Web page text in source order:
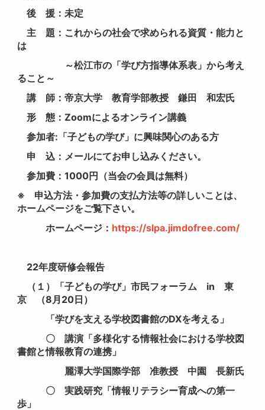
後 援：未定
主 題：これからの社会で求められる資質・能力と
は
～松江市の「学び方指導体系表」から考え
ること～
講 師：帝京大学 教育学部教授 鎌田 和宏氏
形 態：Zoomによるオンライン講義
参加者:「子どもの学び」に興味関心のある方
申 込：メールにてお申し込みください。
参加費：1000円（当会の会員は無料）
※ 申込方法・参加費の支払方法等の詳しいことは、
ホームページをご覧下さい。
ホームページ： https://slpa.jimdofree.com/
22年度研修会報告
（１）「子どもの学び」市民フォーラム in 東
京 （8月20日）
「学びを支える学校図書館のDXを考える」
〇 講演「多様化する情報社会における学校図
書館と情報教育の連携」
麗澤大学国際学部 准教授 中園 長新氏
〇 実践研究「情報リテラシー育成への第一
歩」